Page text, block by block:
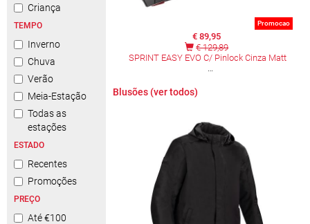
Criança
TEMPO
Inverno
Chuva
Verão
Meia-Estação
Todas as
estações
ESTADO
Recentes
Promoções
PREÇO
Até €100
Promocao
€ 89,95
€ 129,89
SPRINT EASY EVO C/ Pinlock Cinza Matt
Blusões (ver todos)